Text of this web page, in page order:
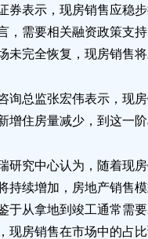
券表示，现房销售应稳
，需要相关融资政策支
未完全恢复，现房销售
询总监张宏伟表示，现
增住房量减少，到这一
研究中心认为，随着现
持续增加，房地产销售
于从拿地到竣工通常需
现房销售在市场中的占